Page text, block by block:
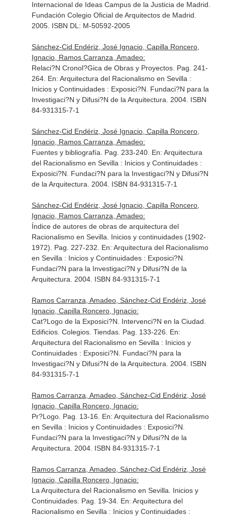
Internacional de Ideas Campus de la Justicia de Madrid
Fundación Colegio Oficial de Arquitectos de Madrid.
2005. ISBN DL: M-50592-2005
Sánchez-Cid Endériz, José Ignacio, Capilla Roncero,
Ignacio, Ramos Carranza, Amadeo:
Relaci?N Cronol?Gica de Obras y Proyectos. Pag. 241-
264. En: Arquitectura del Racionalismo en Sevilla :
Inicios y Continuidades : Exposici?N . Fundaci?N para la
Investigaci?N y Difusi?N de la Arquitectura. 2004. ISBN
84-931315-7-1
Sánchez-Cid Endériz, José Ignacio, Capilla Roncero,
Ignacio, Ramos Carranza, Amadeo:
Fuentes y bibliografía. Pag. 233-240. En: Arquitectura
del Racionalismo en Sevilla : Inicios y Continuidades :
Exposici?N . Fundaci?N para la Investigaci?N y Difusi?N
de la Arquitectura. 2004. ISBN 84-931315-7-1
Sánchez-Cid Endériz, José Ignacio, Capilla Roncero,
Ignacio, Ramos Carranza, Amadeo:
Índice de autores de obras de arquitectura del
Racionalismo en Sevilla. Inicios y continuidades (1902-
1972). Pag. 227-232. En: Arquitectura del Racionalismo
en Sevilla : Inicios y Continuidades : Exposici?N
Fundaci?N para la Investigaci?N y Difusi?N de la
Arquitectura. 2004. ISBN 84-931315-7-1
Ramos Carranza, Amadeo, Sánchez-Cid Endériz, José
Ignacio, Capilla Roncero, Ignacio:
Cat?Logo de la Exposici?N. Intervenci?N en la Ciudad.
Edificios. Colegios. Tiendas. Pag. 133-226. En:
Arquitectura del Racionalismo en Sevilla : Inicios y
Continuidades : Exposici?N . Fundaci?N para la
Investigaci?N y Difusi?N de la Arquitectura. 2004. ISBN
84-931315-7-1
Ramos Carranza, Amadeo, Sánchez-Cid Endériz, José
Ignacio, Capilla Roncero, Ignacio:
Pr?Logo. Pag. 13-16. En: Arquitectura del Racionalismo
en Sevilla : Inicios y Continuidades : Exposici?N
Fundaci?N para la Investigaci?N y Difusi?N de la
Arquitectura. 2004. ISBN 84-931315-7-1
Ramos Carranza, Amadeo, Sánchez-Cid Endériz, José
Ignacio, Capilla Roncero, Ignacio:
La Arquitectura del Racionalismo en Sevilla. Inicios y
Continuidades. Pag. 19-34. En: Arquitectura del
Racionalismo en Sevilla : Inicios y Continuidades :